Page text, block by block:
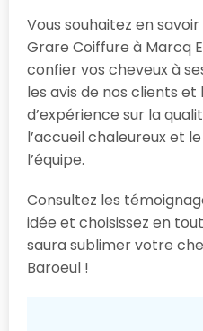
Vous souhaitez en
Grare Coiffure à Marcq
confier vos cheveux à
les avis de nos clients
d’expérience sur la
l’accueil chaleureux et
l’équipe.
Consultez les
idée et choisissez en
saura sublimer votre
Baroeul !